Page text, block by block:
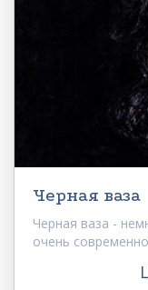
Черная ваза
Черная ваза -
очень